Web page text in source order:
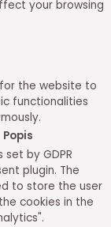
your browsing
the website to
functionalities
Popis
set by GDPR
plugin. The
to store the user
cookies in the